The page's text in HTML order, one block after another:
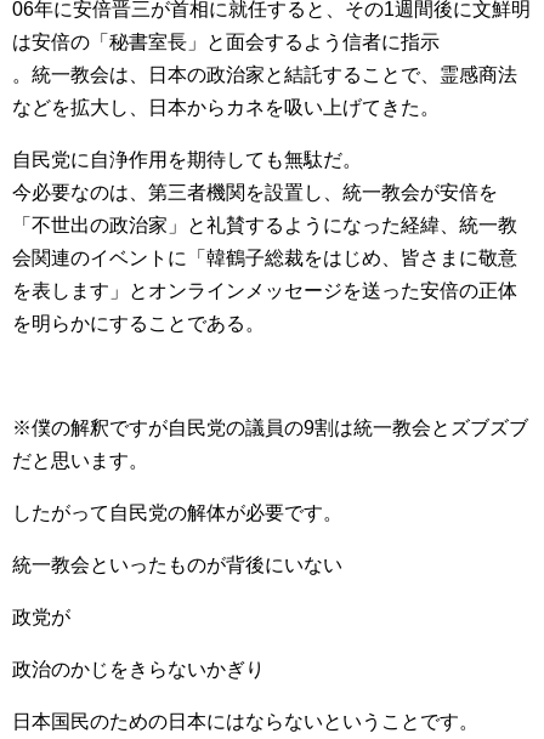
06年に安倍晋三が首相に就任すると、その1週間後に文鮮明
は安倍の「秘書室長」と面会するよう信者に指示
。統一教会は、日本の政治家と結託することで、霊感商法
などを拡大し、日本からカネを吸い上げてきた。
自民党に自浄作用を期待しても無駄だ。
今必要なのは、第三者機関を設置し、統一教会が安倍を
「不世出の政治家」と礼賛するようになった経緯、統一教
会関連のイベントに「韓鶴子総裁をはじめ、皆さまに敬意
を表します」とオンラインメッセージを送った安倍の正体
を明らかにすることである。
※僕の解釈ですが自民党の議員の9割は統一教会とズブズブ
だと思います。
したがって自民党の解体が必要です。
統一教会といったものが背後にいない
政党が
政治のかじをきらないかぎり
日本国民のための日本にはならないということです。